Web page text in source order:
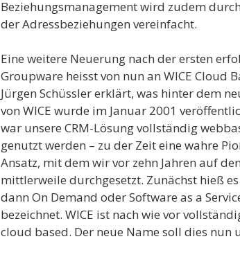
Beziehungsmanagement wird zudem
der Adressbeziehungen vereinfacht.
Eine weitere Neuerung nach der ersten
Groupware heisst von nun an WICE Cloud
Jürgen Schüssler erklärt, was hinter dem
von WICE wurde im Januar 2001
war unsere CRM-Lösung vollständig
genutzt werden – zu der Zeit eine wahre
Ansatz, mit dem wir vor zehn Jahren auf
mittlerweile durchgesetzt. Zunächst hieß
dann On Demand oder Software as a
bezeichnet. WICE ist nach wie vor
cloud based. Der neue Name soll dies nun